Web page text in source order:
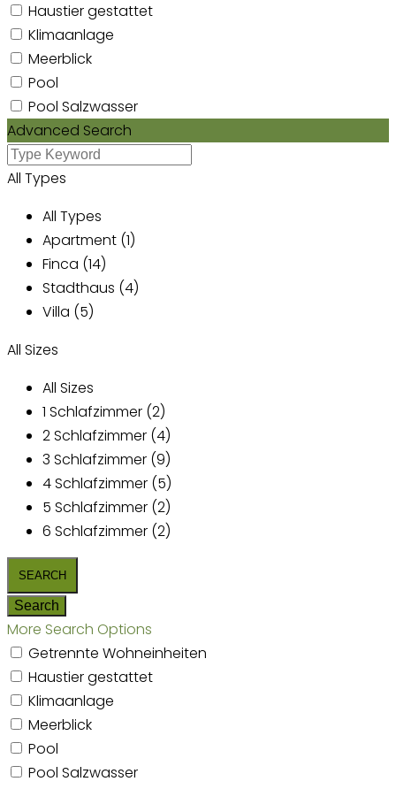
Haustier gestattet
Klimaanlage
Meerblick
Pool
Pool Salzwasser
Advanced Search
All Types
All Types
Apartment (1)
Finca (14)
Stadthaus (4)
Villa (5)
All Sizes
All Sizes
1 Schlafzimmer (2)
2 Schlafzimmer (4)
3 Schlafzimmer (9)
4 Schlafzimmer (5)
5 Schlafzimmer (2)
6 Schlafzimmer (2)
More Search Options
Getrennte Wohneinheiten
Haustier gestattet
Klimaanlage
Meerblick
Pool
Pool Salzwasser